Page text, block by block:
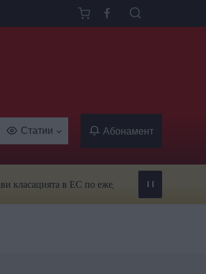
Статии Абонамент
в ЕС по ежедневна употреба на тютюн